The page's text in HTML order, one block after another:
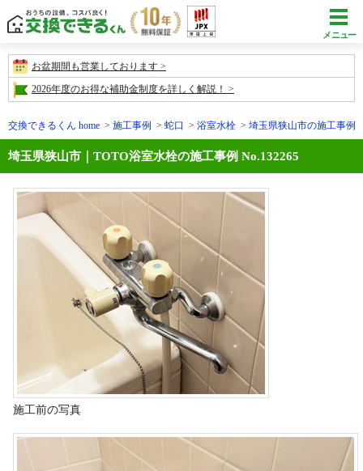
メニュー
お盆期間も営業しております
2026年度のお得な補助金制度を詳しく解説！
交換できるくん home 施工事例 蛇口 浴室水栓 埼玉県狭山市の施工事例
埼玉県狭山市｜TOTO浴室水栓の施工事例 No.132265
施工前の写真